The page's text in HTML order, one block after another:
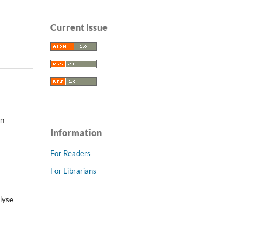
Current Issue
Information
For Readers
For Librarians